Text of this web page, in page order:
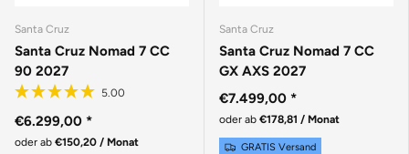
Santa Cruz
Santa Cruz Nomad 7 CC
90 2027
€6.299,00 *
oder ab €150,20 / Monat
Santa Cruz
Santa Cruz Nomad 7 CC
GX AXS 2027
€7.499,00 *
oder ab €178,81 / Monat
GRATIS Versand